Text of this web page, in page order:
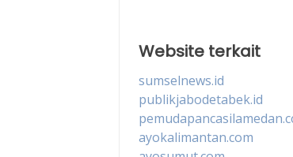
Website terkait
sumselnews.id
publikjabodetabek.id
ayokalimantan.com